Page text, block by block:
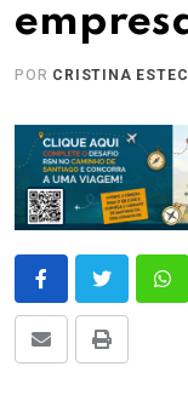
POR CRISTINA